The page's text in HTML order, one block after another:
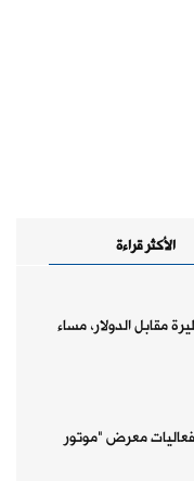
الأكثر قراءة
مقابل الدولار، مساء
معرض "موتور